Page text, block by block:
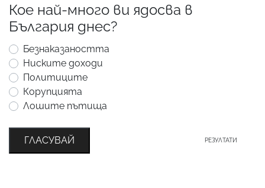
Кое най-много ви ядосва в
България днес?
Безнаказаността
Ниските доходи
Политиците
Корупцията
Лошите пътища
ГЛАСУВАЙ РЕЗУЛТАТИ